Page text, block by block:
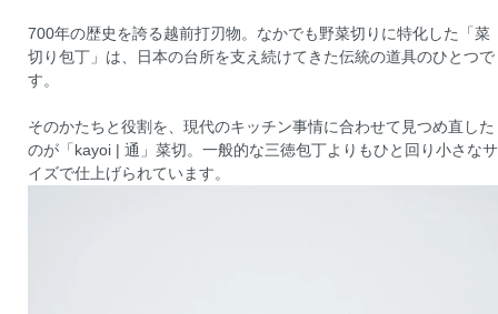
700年の歴史を誇る越前打刃物。なかでも野菜切りに特化した「菜
切り包丁」は、日本の台所を支え続けてきた伝統の道具のひとつで
す。
そのかたちと役割を、現代のキッチン事情に合わせて見つめ直した
のが「kayoi | 通」菜切。一般的な三徳包丁よりもひと回り小さなサ
イズで仕上げられています。